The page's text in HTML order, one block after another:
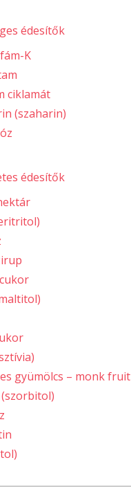
édesítők
K
ciklamát
(szaharin)
édesítők
gyümölcs – monk fruit